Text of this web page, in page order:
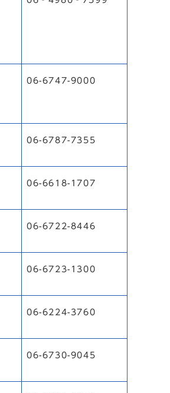
06-6747-9000
06-6787-7355
06-6618-1707
06-6722-8446
06-6723-1300
06-6224-3760
06-6730-9045